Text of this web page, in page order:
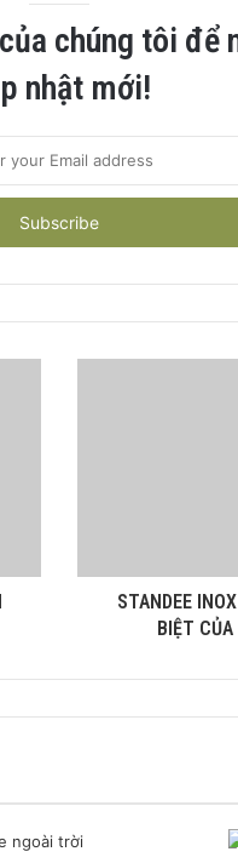
chúng tôi để
nhật mới!
STANDEE
BIỆT